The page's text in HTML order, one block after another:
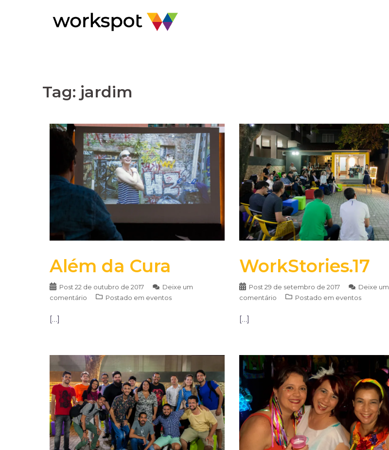
Tag: jardim
Além da Cura
Post 22 de outubro de 2017
Deixe um
comentário
Postado em eventos
[…]
WorkStories.17
Post 29 de setembro de 2017
Deixe um
comentário
Postado em eventos
[…]